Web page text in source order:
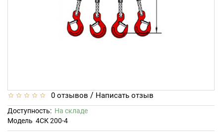
0 отзывов / Написать отзыв
Доступность: На складе
Модель 4СК 200-4